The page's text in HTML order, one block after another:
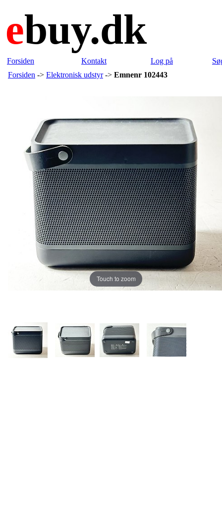
ebuy.dk
Forsiden Kontakt Log på
Forsiden -> Elektronisk udstyr-> Emnenr 102443
Touch to zoom